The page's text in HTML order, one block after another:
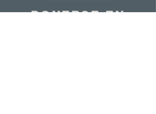
PONERSE EN